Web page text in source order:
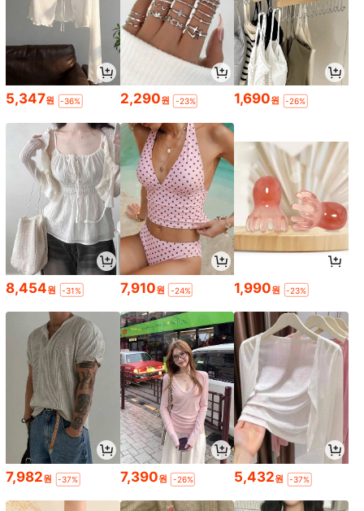
5,347원 -36% 2,290원 -23% 1,690원 -26%
8,454원 -31% 7,910원 -24% 1,990원 -23%
7,982원 -37% 7,390원 -26% 5,432원 -37%